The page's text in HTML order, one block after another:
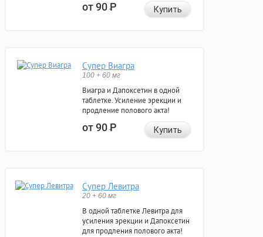
от 90Р Купить
Супер Виагра
100 + 60 мг
Виагра и Дапоксетин в одной
таблетке. Усиление эрекции и
продление полового акта!
от 90Р Купить
Супер Левитра
20 + 60 мг
В одной таблетке Левитра для
усиления эрекции и Дапоксетин
для продления полового акта!